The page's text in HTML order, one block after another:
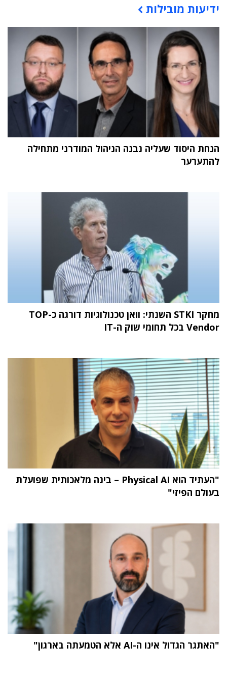
תוכן פרסומי
ידיעות מובילות
הנחת היסוד שעליה נבנה הניהול המודרני מתחילה
להתערער
מחקר STKI השנתי: וואן טכנולוגיות דורגה כ-TOP
Vendor בכל תחומי שוק ה-IT
"העתיד הוא Physical AI – בינה מלאכותית שפועלת
בעולם הפיזי"
"האתגר הגדול אינו ה-AI אלא הטמעתה בארגון"